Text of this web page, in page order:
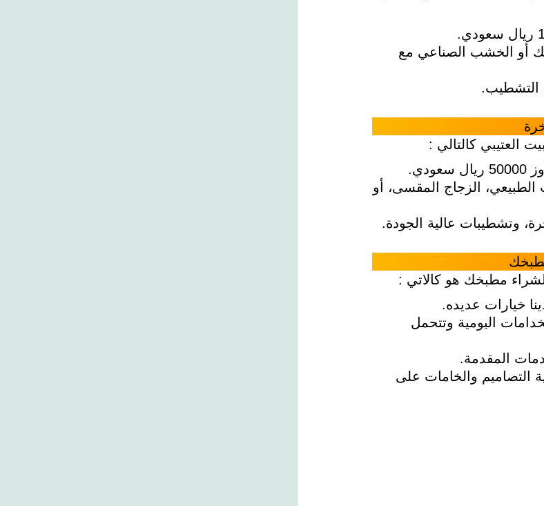
أو الخشب الصناعي مع
التشطيب.
العتيبي كالتالي :
الزجاج المقسى، أو
وتشطيبات عالية الجودة.
مطبخك هو كالاتي :
خيارات عديده.
اليومية وتتحمل
المقدمة.
التصاميم والخامات على